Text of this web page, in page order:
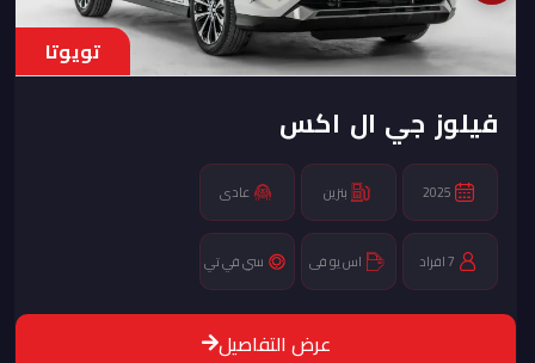
تويوتا
فيلوز جي ال اكس
2025 بنزين عادى
7 افراد اس يو فى سي في تي
عرض التفاصيل